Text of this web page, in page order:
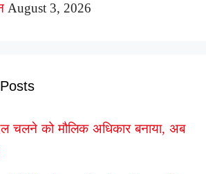
August 3, 2026
चलने को मौलिक अधिकार बनाया, अब